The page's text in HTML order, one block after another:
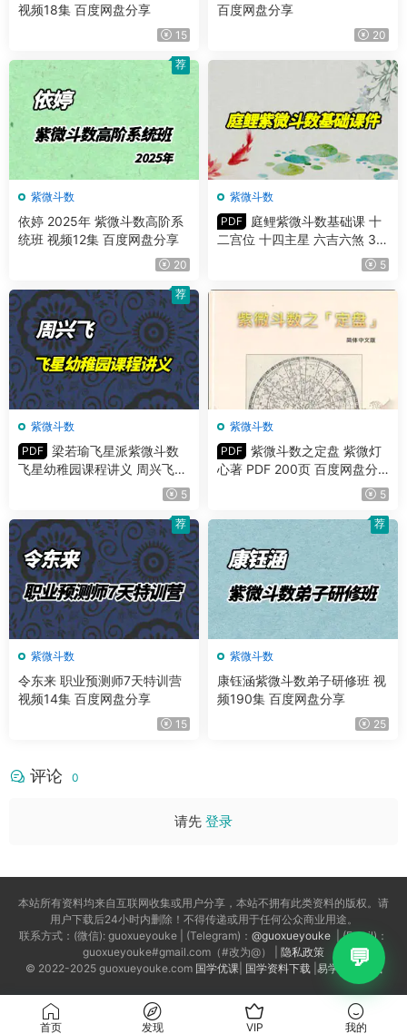
视频18集 百度网盘分享
15
百度网盘分享
20
紫微斗数
依婷 2025年 紫微斗数高阶系
统班 视频12集 百度网盘分享
20
荐
紫微斗数
PDF
庭鲤紫微斗数基础课 十
二宫位 十四主星 六吉六煞 3份
5
紫微斗数
PDF 梁若瑜飞星派紫微斗数
飞星幼稚园课程讲义 周兴飞主
5
荐
紫微斗数
PDF 紫微斗数之定盘 紫微灯
心著 PDF 200页 百度网盘分
5
紫微斗数
令东来 职业预测师7天特训营
视频14集 百度网盘分享
15
荐
紫微斗数
康钰涵紫微斗数弟子研修班 视
频190集 百度网盘分享
25
荐
评论 0
请先 登录
本站所有资料均来自互联网收集或用户分享，本站不拥有此类资料的版权。请
用户下载后24小时内删除！不得传递或用于任何公众商业用途。
联系方式：(微信): guoxueyouke | (Telegram)： @guoxueyouke | (Email)：
guoxueyouke#gmail.com（#改为@） | 隐私政策
© 2022-2025 guoxueyouke.com 国学优课| 国学资料下载 易学资料下载
首页 发现 VIP 我的